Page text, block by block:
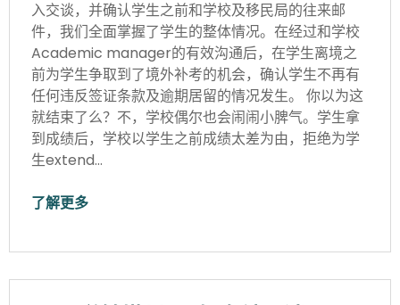
入交谈，并确认学生之前和学校及移民局的往来邮
件，我们全面掌握了学生的整体情况。在经过和学校
Academic manager的有效沟通后，在学生离境之
前为学生争取到了境外补考的机会，确认学生不再有
任何违反签证条款及逾期居留的情况发生。 你以为这
就结束了么？不，学校偶尔也会闹闹小脾气。学生拿
到成绩后，学校以学生之前成绩太差为由，拒绝为学
生extend…
了解更多